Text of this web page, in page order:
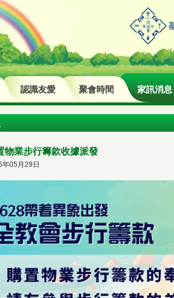
認識友愛 聚會時間 家訊消息
物業步行籌款收據派發
年05月29日